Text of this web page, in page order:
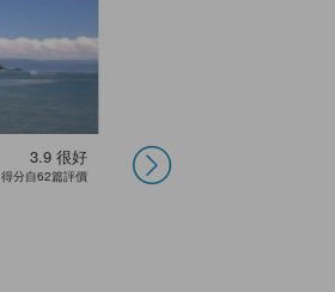
3.9 很好
得分自62篇評價
天草王子飯店